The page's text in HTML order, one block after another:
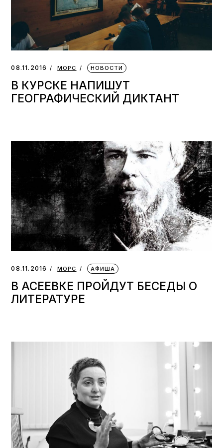
08.11.2016 МОРС НОВОСТИ
В КУРСКЕ НАПИШУТ
ГЕОГРАФИЧЕСКИЙ ДИКТАНТ
08.11.2016 МОРС АФИША
В АСЕЕВКЕ ПРОЙДУТ БЕСЕДЫ О
ЛИТЕРАТУРЕ